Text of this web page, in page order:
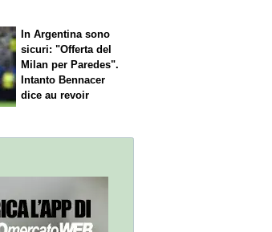
In Argentina sono
sicuri: "Offerta del
Milan per Paredes".
Intanto Bennacer
diceau revoir